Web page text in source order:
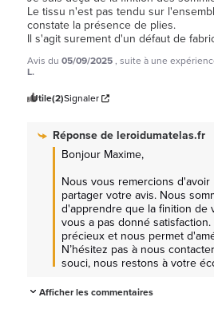
Le tissu n'est pas tendu sur
constate la présence de plies.
Il s'agit surement d'un défaut de
Avis du 05/09/2025, suite à une
L.
Utile(2)Signaler
Réponse deleroidumatelas.fr
Bonjour Maxime,
Nous vous remercions
partager votre avis. Nous
d'apprendre que la finition de
vous a pas donné
précieux et nous permet
N’hésitez pas à nous
souci, nous restons à votre
Afficher les commentaires